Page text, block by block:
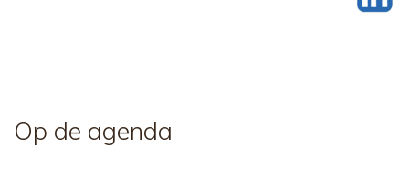
Op de agenda